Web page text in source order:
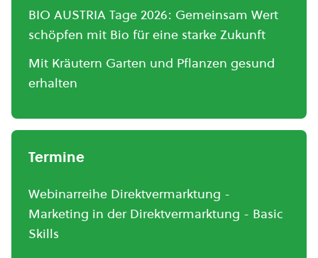
BIO AUSTRIA Tage 2026: Gemeinsam Wert
schöpfen mit Bio für eine starke Zukunft
Mit Kräutern Garten und Pflanzen gesund
erhalten
Termine
Webinarreihe Direktvermarktung -
Marketing in der Direktvermarktung - Basic
Skills